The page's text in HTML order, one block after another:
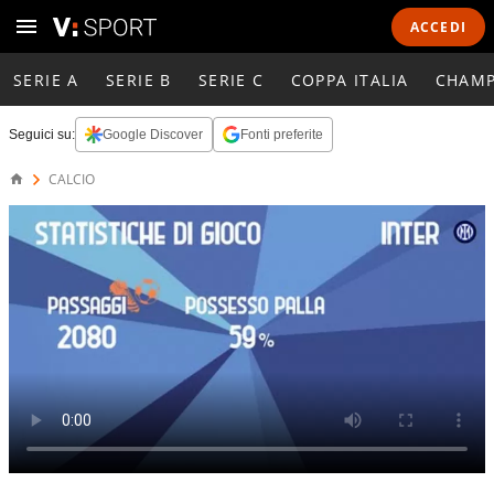
ACCEDI
SERIE A SERIE B SERIE C COPPA ITALIA
Seguici su: Google Discover Fonti preferite
CALCIO